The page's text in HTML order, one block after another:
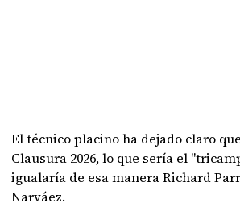
El técnico placino ha dejado claro
Clausura 2026, lo que sería el
igualaría de esa manera Richard
Narváez.